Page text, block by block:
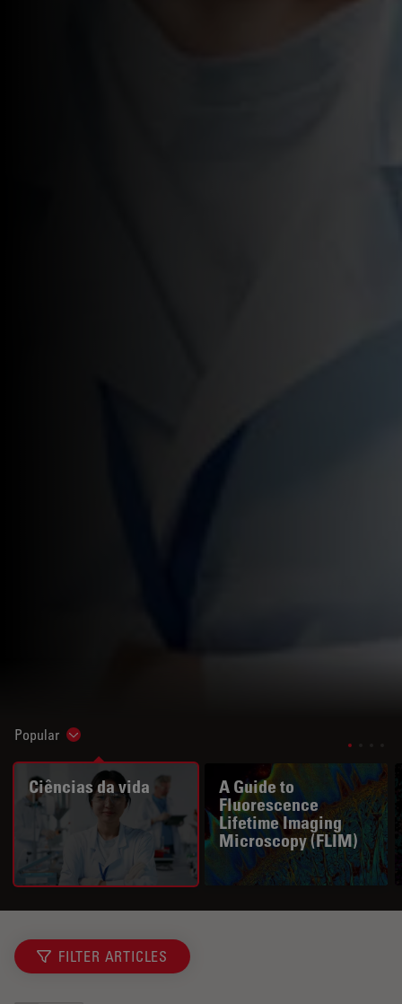
Popular Show subnavigation
Ciências da vida
A Guide to
Fluorescence
Lifetime Imaging
Microscopy (FLIM)
FILTER ARTICLES